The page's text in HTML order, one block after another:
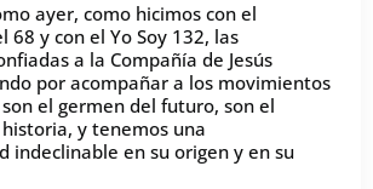
ayer, como hicimos con el
68 y con el Yo Soy 132, las
a la Compañía de Jesús
por acompañar a los movimientos
el germen del futuro, son el
y tenemos una
indeclinable en su origen y en su